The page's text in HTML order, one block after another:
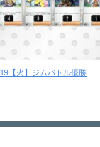
レシピ
【火】ジムバトル優勝